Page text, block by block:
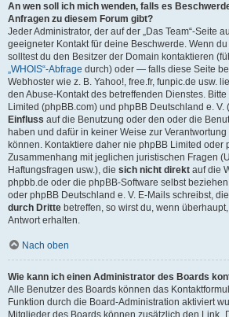
An wen soll ich mich wenden, falls es
Anfragen zu diesem Forum gibt?
Jeder Administrator, der auf der „Das Team“-Seite
geeigneter Kontakt für deine Beschwerde. Wenn
solltest du den Besitzer der Domain kontaktieren
„WHOIS“-Abfrage durch) oder — falls diese Seite
Webhoster wie z. B. Yahoo!, free.fr, funpic.de usw.
den Abuse-Kontakt des betreffenden Dienstes.
Limited (phpBB.com) und phpBB Deutschland e. V.
Einfluss auf die Benutzung oder den oder die
haben und dafür in keiner Weise zur
können. Kontaktiere daher nie phpBB Limited oder
Zusammenhang mit jeglichen juristischen Fragen
Haftungsfragen usw.), die sich nicht direkt auf die
phpbb.de oder die phpBB-Software selbst
oder phpBB Deutschland e. V. E-Mails schreibst,
durch Dritte betreffen, so wirst du, wenn
Antwort erhalten.
Nach oben
Wie kann ich einen Administrator des Boards
Alle Benutzer des Boards können das
Funktion durch die Board-Administration aktiviert
Mitglieder des Boards können zusätzlich den Link